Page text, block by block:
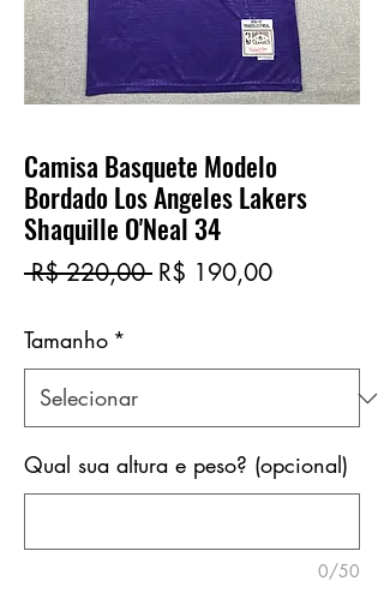
Camisa Basquete Modelo
Bordado Los Angeles Lakers
Shaquille O'Neal 34
R$ 220,00 Preço
R$ 190,00Preço
Tamanho *
Qual sua altura e peso? (opcional)
0/50